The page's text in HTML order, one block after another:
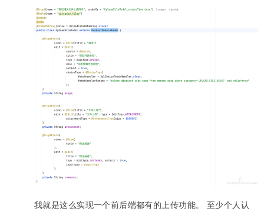
我就是这么实现一个前后端都有的上传功能。 至少个人认